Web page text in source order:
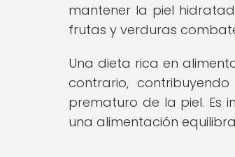
mantener la piel
frutas y verduras
Una dieta rica en
contrario,
prematuro de la piel. Es
una alimentación